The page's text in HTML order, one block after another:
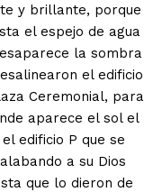
y brillante, porque
el espejo de agua
la sombra
el edificio
Ceremonial, para
aparece el sol el
edificio P que se
a su Dios
que lo dieron de